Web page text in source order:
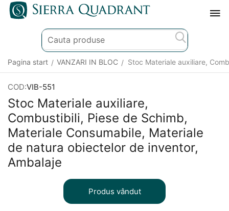
Pagina start / VANZARI IN BLOC / Stoc Materiale auxiliare,
COD:VIB-551
Stoc Materiale auxiliare,
Combustibili, Piese de Schimb,
Materiale Consumabile, Materiale
de natura obiectelor de inventor,
Ambalaje
Produs vândut